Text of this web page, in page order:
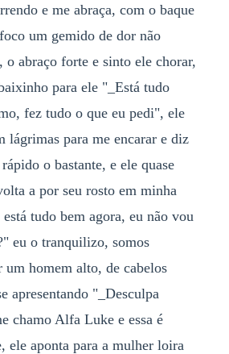
e me abraça, com o baque
um gemido de dor não
o abraço forte e sinto ele chorar,
para ele "_Está tudo
fez tudo o que eu pedi", ele
lágrimas para me encarar e diz
o bastante, e ele quase
a por seu rosto em minha
tudo bem agora, eu não vou
eu o tranquilizo, somos
homem alto, de cabelos
apresentando "_Desculpa
chamo Alfa Luke e essa é
ele aponta para a mulher loira